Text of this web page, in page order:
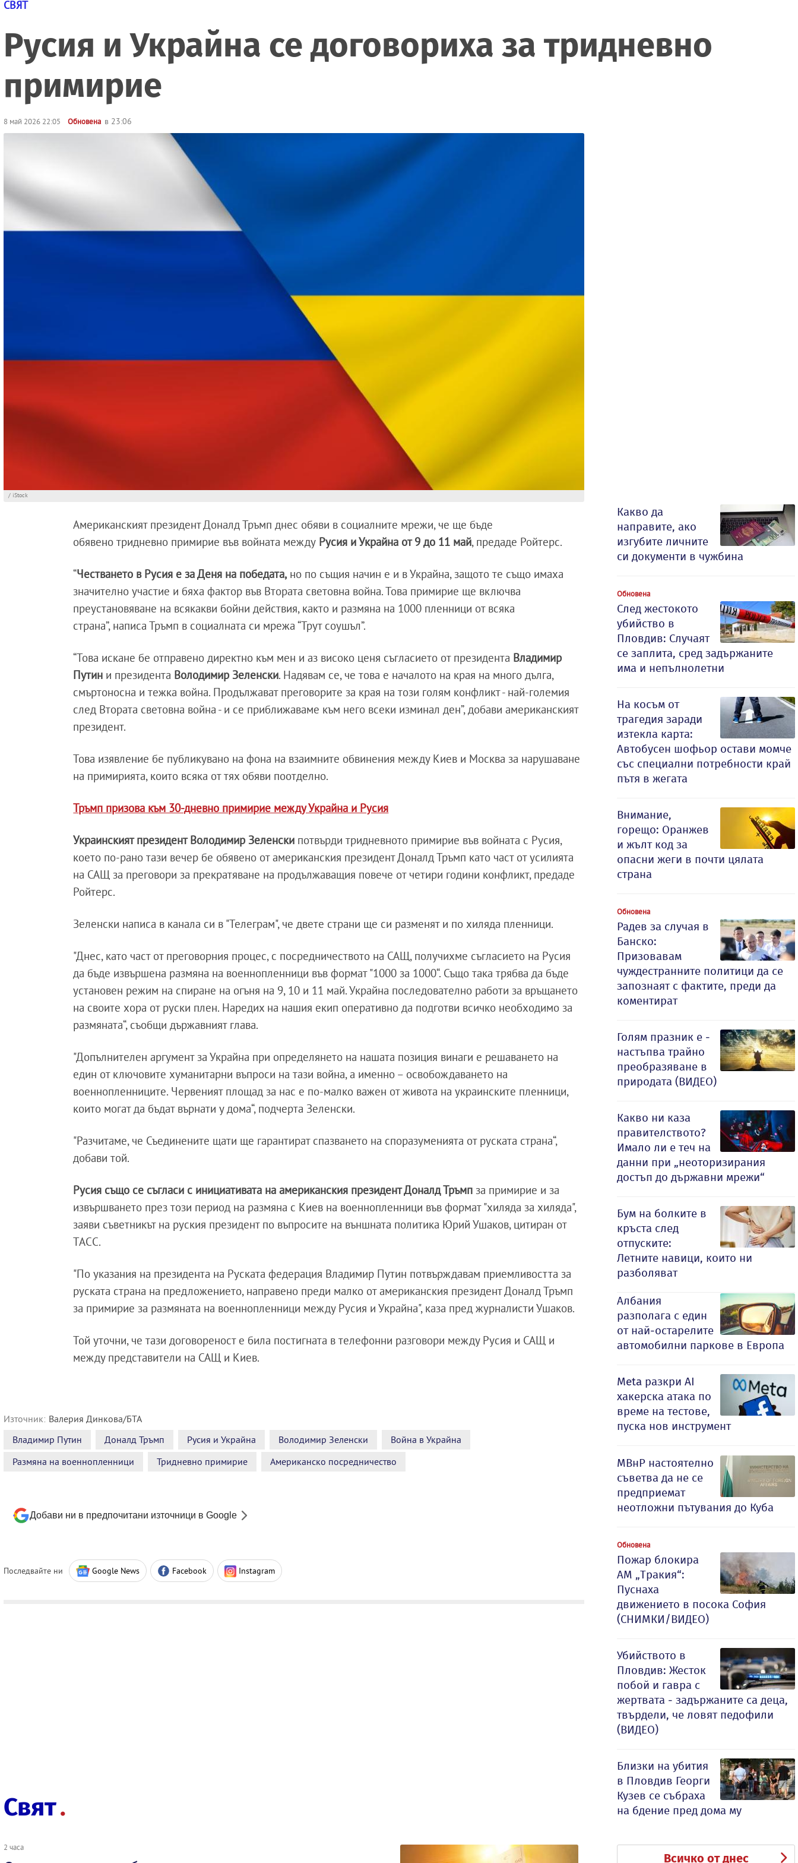
СВЯТ
Русия и Украйна се договориха за тридневно
примирие
8 май 2026 22:05 Обновена в 23:06
/ iStock
Американският президент Доналд Тръмп днес обяви в социалните мрежи, че ще бъде
обявено тридневно примирие във войната между Русия и Украйна от 9 до 11 май, предаде Ройтерс.
“Честването в Русия е за Деня на победата, но по същия начин е и в Украйна, защото те също имаха
значително участие и бяха фактор във Втората световна война. Това примирие ще включва
преустановяване на всякакви бойни действия, както и размяна на 1000 пленници от всяка
страна”, написа Тръмп в социалната си мрежа “Трут соушъл”.
“Това искане бе отправено директно към мен и аз високо ценя съгласието от президента Владимир
Путин и президента Володимир Зеленски. Надявам се, че това е началото на края на много дълга,
смъртоносна и тежка война. Продължават преговорите за края на този голям конфликт - най-големия
след Втората световна война - и се приближаваме към него всеки изминал ден”, добави американският
президент.
Това изявление бе публикувано на фона на взаимните обвинения между Киев и Москва за нарушаване
на примирията, които всяка от тях обяви поотделно.
Тръмп призова към 30-дневно примирие между Украйна и Русия
Украинският президент Володимир Зеленски потвърди тридневното примирие във войната с Русия,
което по-рано тази вечер бе обявено от американския президент Доналд Тръмп като част от усилията
на САЩ за преговори за прекратяване на продължаващия повече от четири години конфликт, предаде
Ройтерс.
Зеленски написа в канала си в "Телеграм", че двете страни ще си разменят и по хиляда пленници.
"Днес, като част от преговорния процес, с посредничеството на САЩ, получихме съгласието на Русия
да бъде извършена размяна на военнопленници във формат "1000 за 1000“. Също така трябва да бъде
установен режим на спиране на огъня на 9, 10 и 11 май. Украйна последователно работи за връщането
на своите хора от руски плен. Наредих на нашия екип оперативно да подготви всичко необходимо за
размяната“, съобщи държавният глава.
"Допълнителен аргумент за Украйна при определянето на нашата позиция винаги е решаването на
един от ключовите хуманитарни въпроси на тази война, а именно – освобождаването на
военнопленниците. Червеният площад за нас е по-малко важен от живота на украинските пленници,
които могат да бъдат върнати у дома“, подчерта Зеленски.
"Разчитаме, че Съединените щати ще гарантират спазването на споразуменията от руската страна“,
добави той.
Русия също се съгласи с инициативата на американския президент Доналд Тръмп за примирие и за
извършването през този период на размяна с Киев на военнопленници във формат "хиляда за хиляда",
заяви съветникът на руския президент по въпросите на външната политика Юрий Ушаков, цитиран от
ТАСС.
"По указания на президента на Руската федерация Владимир Путин потвърждавам приемливостта за
руската страна на предложението, направено преди малко от американския президент Доналд Тръмп
за примирие за размяната на военнопленници между Русия и Украйна", каза пред журналисти Ушаков.
Той уточни, че тази договореност е била постигната в телефонни разговори между Русия и САЩ и
между представители на САЩ и Киев.
Източник: Валерия Динкова/БТА
Владимир Путин
Доналд Тръмп Русия и Украйна Володимир Зеленски
Война в Украйна
Размяна на военнопленници
Тридневно примирие Американско посредничество
Добави ни в предпочитани източници в Google
Последвайте ни Google News Facebook Instagram
Свят
2 часа
Какво да
направите, ако
изгубите личните
си документи в чужбина
Обновена
След жестокото
убийство в
Пловдив: Случаят
се заплита, сред задържаните
има и непълнолетни
На косъм от
трагедия заради
изтекла карта:
Автобусен шофьор остави момче
със специални потребности край
пътя в жегата
Внимание,
горещо: Оранжев
и жълт код за
опасни жеги в почти цялата
страна
Обновена
Радев за случая в
Банско:
Призовавам
чуждестранните политици да се
запознаят с фактите, преди да
коментират
Голям празник е -
настъпва трайно
преобразяване в
природата (ВИДЕО)
Какво ни каза
правителството?
Имало ли е теч на
данни при „неоторизирания
достъп до държавни мрежи“
Бум на болките в
кръста след
отпуските:
Летните навици, които ни
разболяват
Албания
разполага с един
от най-остарелите
автомобилни паркове в Европа
Meta разкри AI
хакерска атака по
време на тестове,
пуска нов инструмент
МВнР настоятелно
съветва да не се
предприемат
неотложни пътувания до Куба
Обновена
Пожар блокира
АМ „Тракия“:
Пуснаха
движението в посока София
(СНИМКИ/ВИДЕО)
Убийството в
Пловдив: Жесток
побой и гавра с
жертвата - задържаните са деца,
твърдели, че ловят педофили
(ВИДЕО)
Близки на убития
в Пловдив Георги
Кузев се събраха
на бдение пред дома му
Всичко от днес